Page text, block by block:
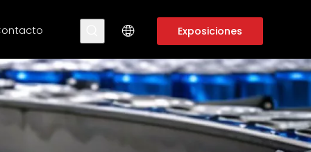
Exposiciones